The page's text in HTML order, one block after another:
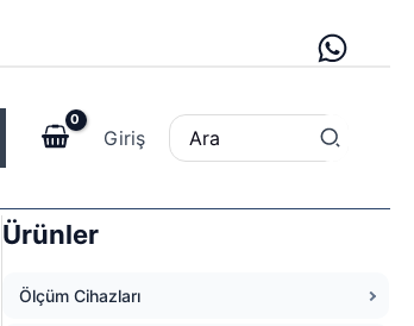
Giriş
Search
for:
Ürünler
Ölçüm Cihazları